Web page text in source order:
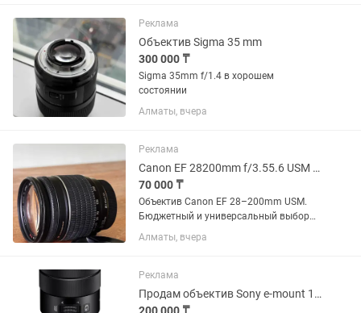
использовался, с момента покупки 1
год.
Реклама
Объектив Sigma 35 mm
300 000 ₸
Sigma 35mm f/1.4 в хорошем
состоянии
Алматы, вчера
Реклама
Canon EF 28200mm f/3.55.6 USM универсальный зум
70 000 ₸
Объектив Canon EF 28–200mm USM.
Бюджетный и универсальный выбор
для начинающих фотографов.
Отличный универсальный объектив
большой диапазон фокусных
расстояний: от...
Алматы, вчера
Реклама
Продам объектив Sony e-mount 18-105